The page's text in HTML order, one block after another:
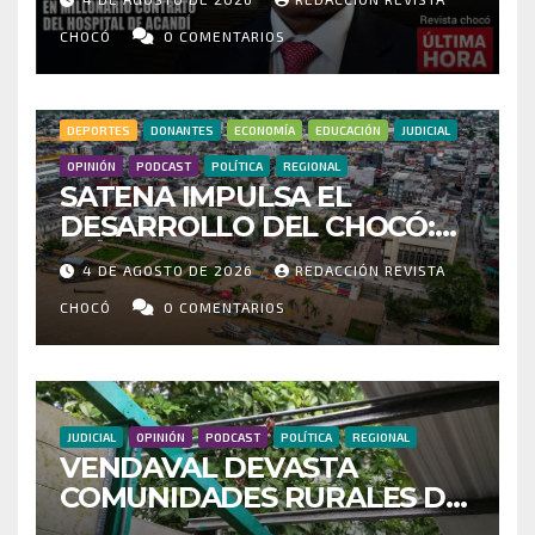
IRREGULARIDADES EN
MILLONARIO CONTRATO DEL
HOSPITAL DE ACANDÍ
CHOCÓ 0 COMENTARIOS
DEPORTES DONANTES ECONOMÍA EDUCACIÓN JUDICIAL
OPINIÓN PODCAST POLÍTICA REGIONAL
SATENA IMPULSA EL
DESARROLLO DEL CHOCÓ:
MÁS DE 35 MIL PASAJEROS
MOVILIZADOS Y NUEVAS
RUTAS FORTALECEN LA
CONECTIVIDAD
4 DE AGOSTO DE 2026 REDACCIÓN REVISTA
CHOCÓ 0 COMENTARIOS
JUDICIAL OPINIÓN PODCAST POLÍTICA REGIONAL
VENDAVAL DEVASTA
COMUNIDADES RURALES DE
RIOSUCIO: ESCUELAS,